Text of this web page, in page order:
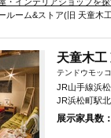
ルーム&ストア(旧 天童木
天童木工
テンドウモッ
JR山手線浜
JR浜松町駅
展示家具数：